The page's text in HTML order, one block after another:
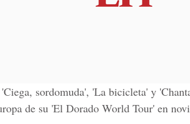
'Ciega, sordomuda', 'La bicicleta' y
de su 'El Dorado World Tour' en